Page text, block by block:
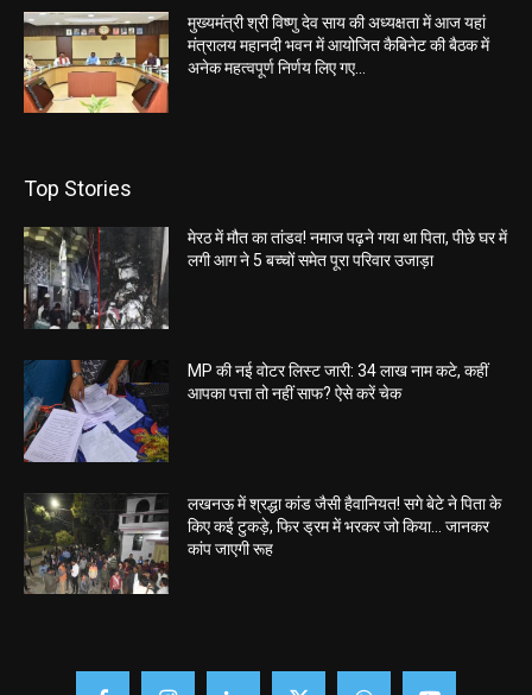
मुख्यमंत्री श्री विष्णु देव साय की अध्यक्षता में आज यहां
मंत्रालय महानदी भवन में आयोजित कैबिनेट की बैठक में
अनेक महत्वपूर्ण निर्णय लिए गए...
Top Stories
मेरठ में मौत का तांडव! नमाज पढ़ने गया था पिता, पीछे घर में
लगी आग ने 5 बच्चों समेत पूरा परिवार उजाड़ा
MP की नई वोटर लिस्ट जारी: 34 लाख नाम कटे, कहीं
आपका पत्ता तो नहीं साफ? ऐसे करें चेक
लखनऊ में श्रद्धा कांड जैसी हैवानियत! सगे बेटे ने पिता के
किए कई टुकड़े, फिर ड्रम में भरकर जो किया… जानकर
कांप जाएगी रूह